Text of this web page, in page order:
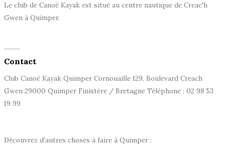
Le club de Canoë Kayak est situé au centre nautique de Creac'h
Gwen à Quimper.
Contact
Club Canoë Kayak Quimper Cornouaille 129, Boulevard Creach
Gwen 29000 Quimper Finistère / Bretagne Téléphone : 02 98 53
19 99
Découvrez d'autres choses à faire à Quimper :